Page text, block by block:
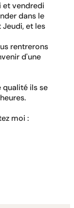
et vendredi
dans le
et les
rentrerons
d'une
qualité ils se
moi :